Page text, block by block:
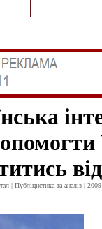
| Публіцистика та аналіз |